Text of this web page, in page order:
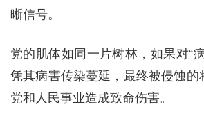
晰信号。
党的肌体如同一片树林，如果对“
凭其病害传染蔓延，最终被侵蚀的
党和人民事业造成致命伤害。